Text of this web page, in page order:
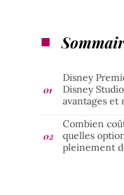
Disney
Disney
avantages et
Combien
quelles
pleinement